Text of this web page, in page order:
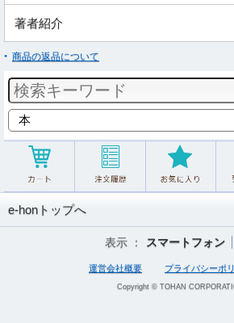
著者紹介
商品の返品について
e-honトップへ
表示 ： スマートフォン
運営会社概要 プライバシーポ
Copyright © TOHAN